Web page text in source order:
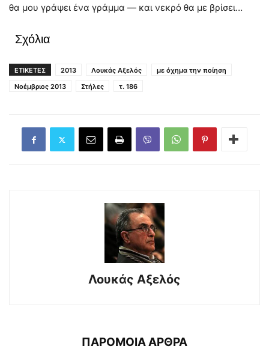
θα μου γράψει ένα γράμμα — και νεκρό θα με βρίσει…
Σχόλια
ΕΤΙΚΕΤΕΣ 2013 Λουκάς Αξελός
με όχημα την ποίηση
Νοέμβριος 2013
Στήλες τ. 186
Λουκάς Αξελός
ΠΑΡΟΜΟΙΑ ΑΡΘΡΑ